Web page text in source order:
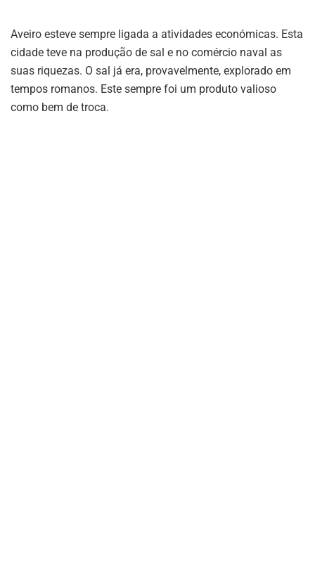
Aveiro esteve sempre ligada a atividades económicas. Esta
cidade teve na produção de sal e no comércio naval as
suas riquezas. O sal já era, provavelmente, explorado em
tempos romanos. Este sempre foi um produto valioso
como bem de troca.